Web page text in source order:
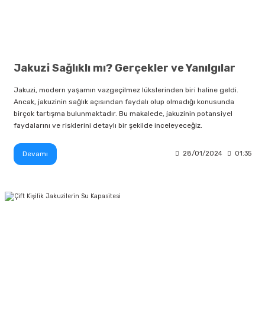
Jakuzi Sağlıklı mı? Gerçekler ve Yanılgılar
Jakuzi, modern yaşamın vazgeçilmez lükslerinden biri haline geldi.
Ancak, jakuzinin sağlık açısından faydalı olup olmadığı konusunda
birçok tartışma bulunmaktadır. Bu makalede, jakuzinin potansiyel
faydalarını ve risklerini detaylı bir şekilde inceleyeceğiz.
Devamı 28/01/2024 01:35